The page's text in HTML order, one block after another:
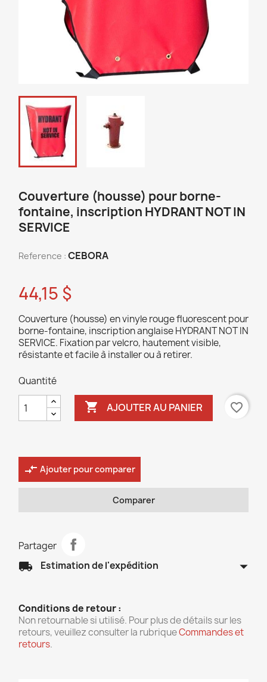
Couverture (housse) pour borne-
fontaine, inscription HYDRANT NOT IN
SERVICE
Reference : CEBORA
44,15 $
Couverture (housse) en vinyle rouge fluorescent pour
borne-fontaine, inscription anglaise HYDRANT NOT IN
SERVICE. Fixation par velcro, hautement visible,
résistante et facile à installer ou à retirer.
Quantité
 AJOUTER AU PANIER favorite_border
compare_arrows Ajouter pour comparer
Comparer
Partager
local_shipping Estimation de l'expédition arrow_drop_down
Conditions de retour :
Non retournable si utilisé. Pour plus de détails sur les
retours, veuillez consulter la rubriqueCommandes et
retours.